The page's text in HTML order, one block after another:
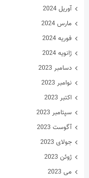
آوریل 2024
مارس 2024
فوریه 2024
ژانویه 2024
دسامبر 2023
نوامبر 2023
اکتبر 2023
سپتامبر 2023
آگوست 2023
جولای 2023
ژوئن 2023
می 2023